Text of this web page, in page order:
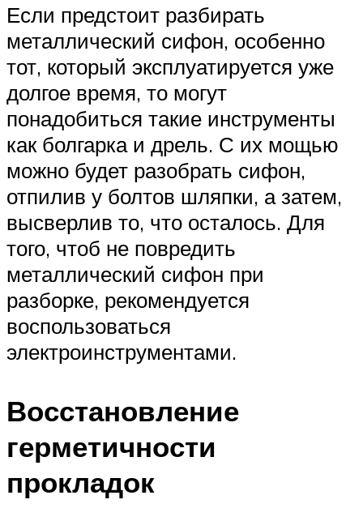
Если предстоит разбирать
металлический сифон, особенно
тот, который эксплуатируется уже
долгое время, то могут
понадобиться такие инструменты
как болгарка и дрель. С их мощью
можно будет разобрать сифон,
отпилив у болтов шляпки, а затем,
высверлив то, что осталось. Для
того, чтоб не повредить
металлический сифон при
разборке, рекомендуется
воспользоваться
электроинструментами.
Восстановление
герметичности
прокладок